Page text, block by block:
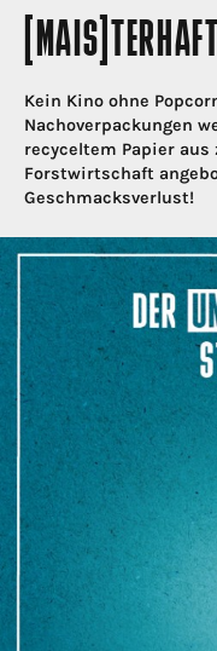
Kein Kino ohne
Nachoverpackungen
recyceltem Papier
Forstwirtschaft
Geschmacksverlust!